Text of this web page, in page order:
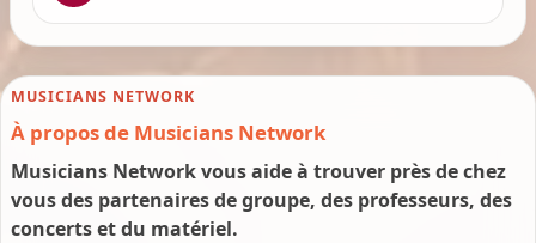
MUSICIANS NETWORK
À propos de Musicians Network
Musicians Network vous aide à trouver près de chez
vous des partenaires de groupe, des professeurs, des
concerts et du matériel.